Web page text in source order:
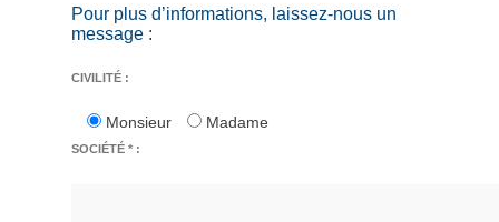
Pour plus d’informations, laissez-nous un
message :
CIVILITÉ :
Monsieur Madame
SOCIÉTÉ * :